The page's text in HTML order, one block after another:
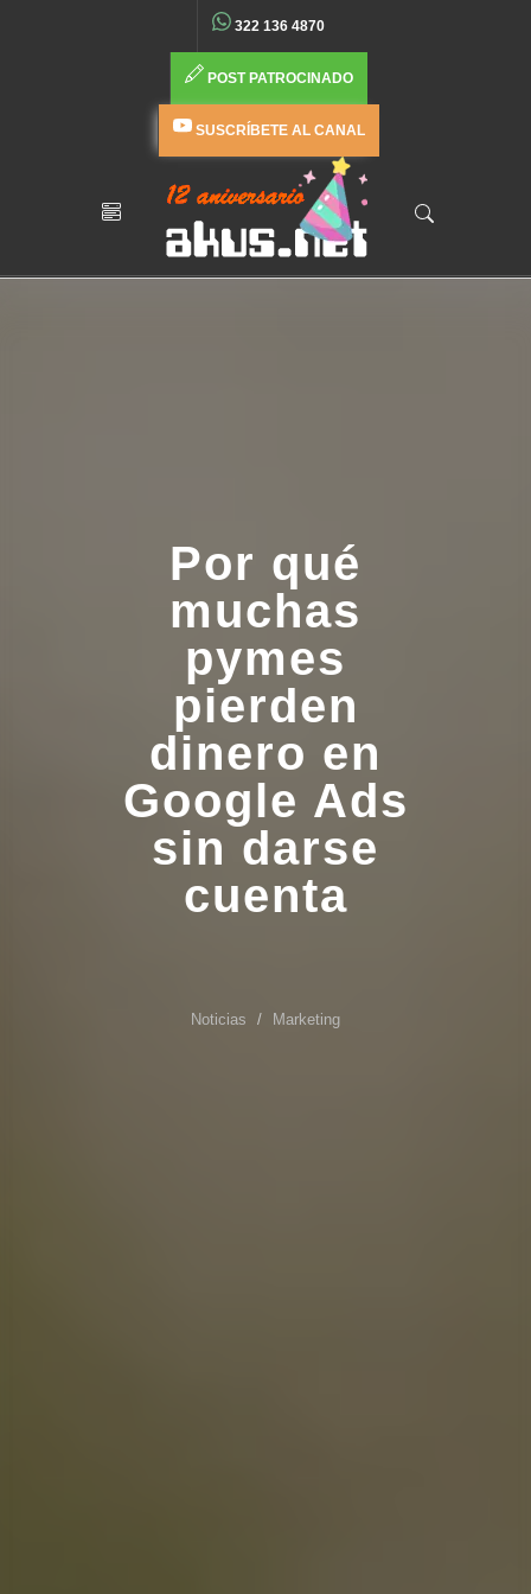
322 136 4870
POST PATROCINADO
SUSCRÍBETE AL CANAL
Por qué
muchas
pymes
pierden
dinero en
Google Ads
sin darse
cuenta
Noticias Marketing